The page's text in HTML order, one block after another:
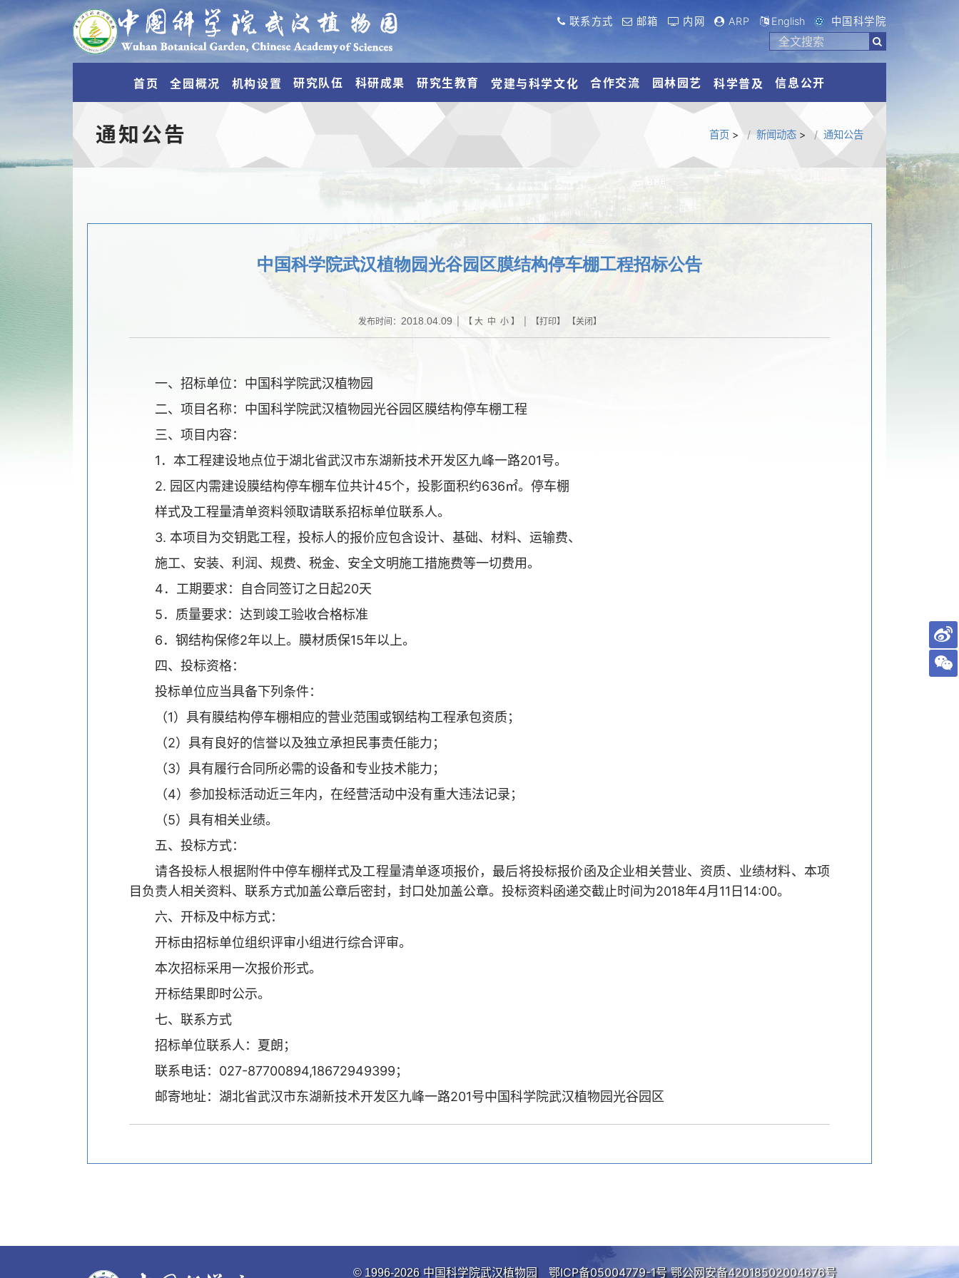
联系方式 邮箱 内网 ARP English 中国科学院
首页 全园概况 机构设置 研究队伍 科研成果 研究生教育 党建与科学文化 合作交流 园林园艺 科学普及 信息公开
通知公告 首页> 新闻动态> 通知公告
中国科学院武汉植物园光谷园区膜结构停车棚工程招标公告
发布时间： 2018.04.09| 【 大 中 小】 | 【打印】 【关闭】
一、招标单位：中国科学院武汉植物园
二、项目名称：中国科学院武汉植物园光谷园区膜结构停车棚工程
三、项目内容：
1．本工程建设地点位于湖北省武汉市东湖新技术开发区九峰一路201号。
2. 园区内需建设膜结构停车棚车位共计45个，投影面积约636㎡。停车棚
样式及工程量清单资料领取请联系招标单位联系人。
3. 本项目为交钥匙工程，投标人的报价应包含设计、基础、材料、运输费、
施工、安装、利润、规费、税金、安全文明施工措施费等一切费用。
4．工期要求：自合同签订之日起20天
5．质量要求：达到竣工验收合格标准
6．钢结构保修2年以上。膜材质保15年以上。
四、投标资格：
投标单位应当具备下列条件：
（1）具有膜结构停车棚相应的营业范围或钢结构工程承包资质；
（2）具有良好的信誉以及独立承担民事责任能力；
（3）具有履行合同所必需的设备和专业技术能力；
（4）参加投标活动近三年内，在经营活动中没有重大违法记录；
（5）具有相关业绩。
五、投标方式：
请各投标人根据附件中停车棚样式及工程量清单逐项报价，最后将投标报价函及企业相关营业、资质、业绩材料、本项
目负责人相关资料、联系方式加盖公章后密封，封口处加盖公章。投标资料函递交截止时间为2018年4月11日14:00。
六、开标及中标方式：
开标由招标单位组织评审小组进行综合评审。
本次招标采用一次报价形式。
开标结果即时公示。
七、联系方式
招标单位联系人：夏朗；
联系电话：027-87700894,18672949399；
邮寄地址：湖北省武汉市东湖新技术开发区九峰一路201号中国科学院武汉植物园光谷园区
© 1996-2026中国科学院武汉植物园鄂ICP备05004779-1号鄂公网安备42018502004676号